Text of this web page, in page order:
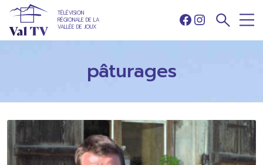
TÉLÉVISION
RÉGIONALE DE LA
VALLÉE DE JOUX
Facebook
Instagram
pâturages